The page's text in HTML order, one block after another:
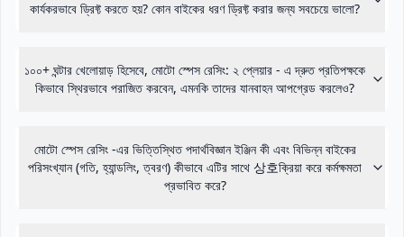
কার্যকরভাবে ড্রিফ্ট করতে হয়? কোন বাইকের ধরণ ড্রিফ্ট করার জন্য সবচেয়ে ভালো?
১০০+ ঘন্টার খেলোয়াড় হিসেবে, মোটো স্পেস রেসিং: ২ প্লেয়ার - এ দ্রুত প্রতিপক্ষকে
কিভাবে স্থিরভাবে পরাজিত করবেন, এমনকি তাদের যানবাহন আপগ্রেড করলেও?
মোটো স্পেস রেসিং -এর ভিত্তিস্থিত পদার্থবিজ্ঞান ইঞ্জিন কী এবং বিভিন্ন বাইকের
পরিসংখ্যান (গতি, হ্যান্ডলিং, ত্বরণ) কীভাবে এটির সাথে 상호ক্রিয়া করে কর্মক্ষমতা
প্রভাবিত করে?